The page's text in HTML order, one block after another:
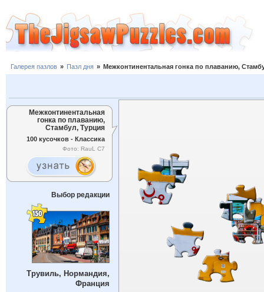
Галерея пазлов » Пазл дня » Межконтинентальная гонка по плаванию,
Межконтинентальная
гонка по плаванию,
Стамбул, Турция
100 кусочков - Классика
Фото: RauL C7
Выбор редакции
Трувиль, Нормандия,
Франция